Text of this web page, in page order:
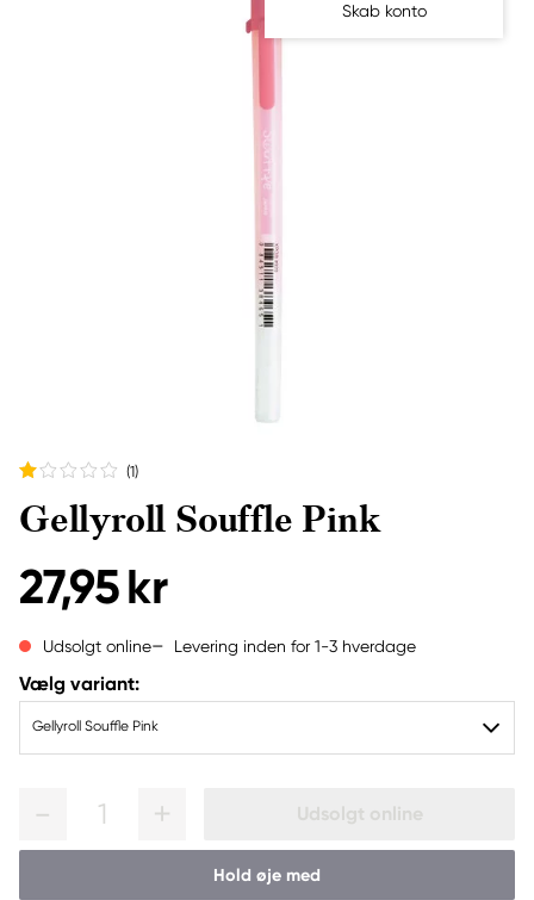
Skab konto
(1)
Gellyroll Souffle Pink
27,95 kr
Udsolgt online Levering inden for 1-3 hverdage
Vælg variant:
Gellyroll Souffle Pink
1 Udsolgt online
Hold øje med